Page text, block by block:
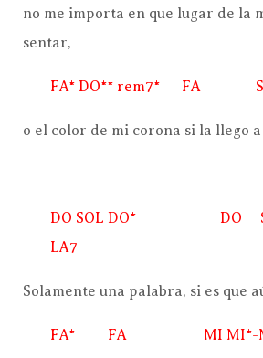
no me importa en que lugar de la
sentar,
FA* DO** rem7* FA
o el color de mi corona si la llego
DO SOL DO* DO
LA7
Solamente una palabra, si es que
FA* FA MI MI*-